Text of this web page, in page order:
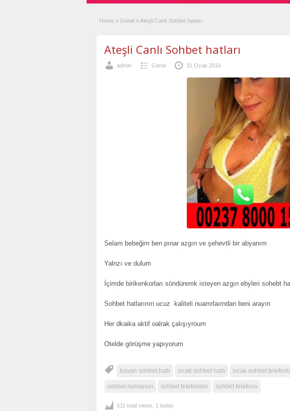
Home » Genel »Ateşli Canlı Sohbet hatları
Ateşli Canlı Sohbet hatları
admin Genel 31 Ocak 2016
Selam bebeğim ben pınar azgın ve şehevtli bir abyanım
Yalnzı ve dulum
İçimde birikenkorları söndüremk isteyen azgın ebyleri sohebt
Sohbet hatlarının ucuz kaliteli nuamrlaırndan beni arayın
Her dkaika aktif oalrak çalışıyroum
Otelde görüşme yapıyorum
bayan sohbet hattı sıcak sohbet hattı sıcak sohbet
sohbet numarası sohbet telefonları sohbet telefonu
611 total views, 1 today